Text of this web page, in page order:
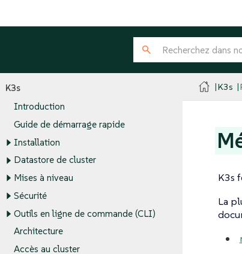
K3s
Introduction
Guide de démarrage rapide
Installation
Datastore de cluster
Mises à niveau
Sécurité
Outils en ligne de commande (CLI)
Architecture
Accès au cluster
K3s
K3s
La